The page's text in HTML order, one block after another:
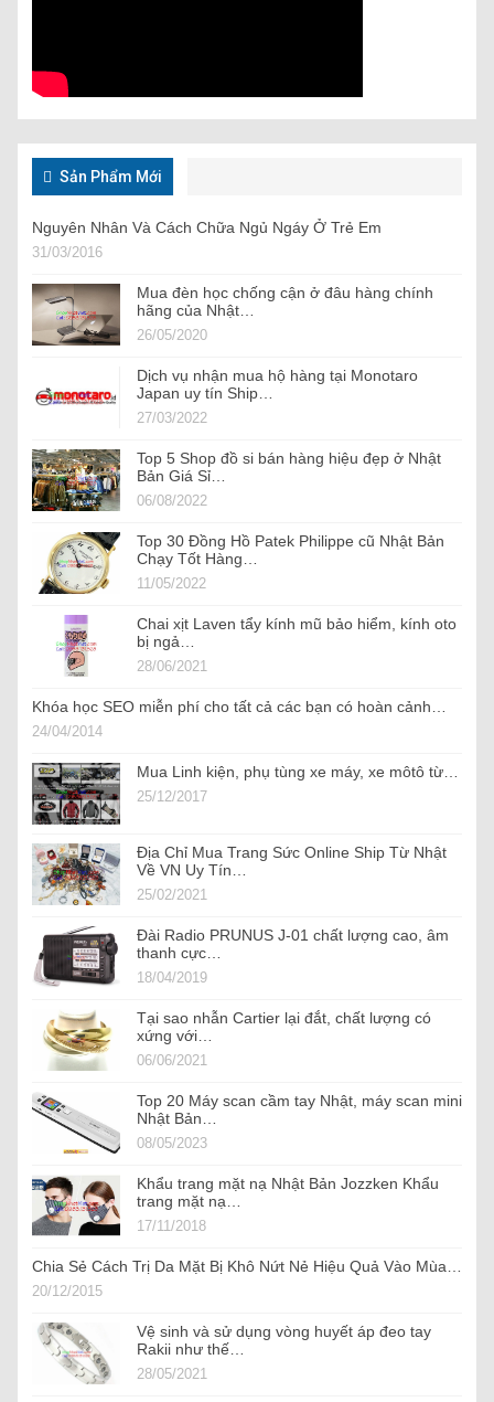
Sản Phẩm Mới
Nguyên Nhân Và Cách Chữa Ngủ Ngáy Ở Trẻ Em
31/03/2016
Mua đèn học chống cận ở đâu hàng chính
hãng của Nhật…
26/05/2020
Dịch vụ nhận mua hộ hàng tại Monotaro
Japan uy tín Ship…
27/03/2022
Top 5 Shop đồ si bán hàng hiệu đẹp ở Nhật
Bản Giá Sỉ…
06/08/2022
Top 30 Đồng Hồ Patek Philippe cũ Nhật Bản
Chạy Tốt Hàng…
11/05/2022
Chai xịt Laven tẩy kính mũ bảo hiểm, kính oto
bị ngả…
28/06/2021
Khóa học SEO miễn phí cho tất cả các bạn có hoàn cảnh…
24/04/2014
Mua Linh kiện, phụ tùng xe máy, xe môtô từ…
25/12/2017
Địa Chỉ Mua Trang Sức Online Ship Từ Nhật
Về VN Uy Tín…
25/02/2021
Đài Radio PRUNUS J-01 chất lượng cao, âm
thanh cực…
18/04/2019
Tại sao nhẫn Cartier lại đắt, chất lượng có
xứng với…
06/06/2021
Top 20 Máy scan cầm tay Nhật, máy scan mini
Nhật Bản…
08/05/2023
Khẩu trang mặt nạ Nhật Bản Jozzken Khẩu
trang mặt nạ…
17/11/2018
Chia Sẻ Cách Trị Da Mặt Bị Khô Nứt Nẻ Hiệu Quả Vào Mùa…
20/12/2015
Vệ sinh và sử dụng vòng huyết áp đeo tay
Rakii như thế…
28/05/2021